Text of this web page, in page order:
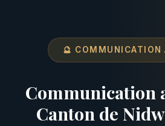
🔮 COMMUNICATION
Communication
Canton de